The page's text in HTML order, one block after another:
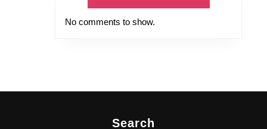
No comments to show.
Search